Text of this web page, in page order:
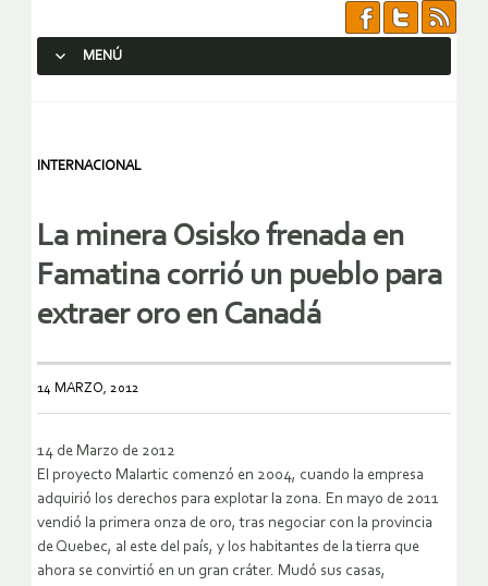
MENÚ
INTERNACIONAL
La minera Osisko frenada en
Famatina corrió un pueblo para
extraer oro en Canadá
14 MARZO, 2012
14 de Marzo de 2012
El proyecto Malartic comenzó en 2004, cuando la empresa
adquirió los derechos para explotar la zona. En mayo de 2011
vendió la primera onza de oro, tras negociar con la provincia
de Quebec, al este del país, y los habitantes de la tierra que
ahora se convirtió en un gran cráter. Mudó sus casas,